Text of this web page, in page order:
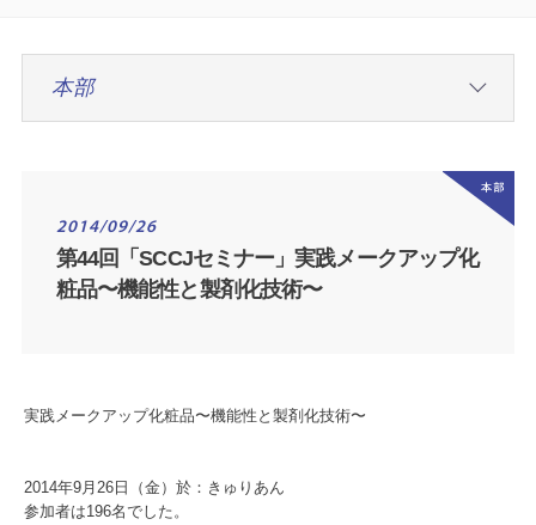
2014/09/26
第44回「SCCJセミナー」実践メークアップ化
粧品〜機能性と製剤化技術〜
実践メークアップ化粧品〜機能性と製剤化技術〜
2014年9月26日（金）於：きゅりあん
参加者は196名でした。